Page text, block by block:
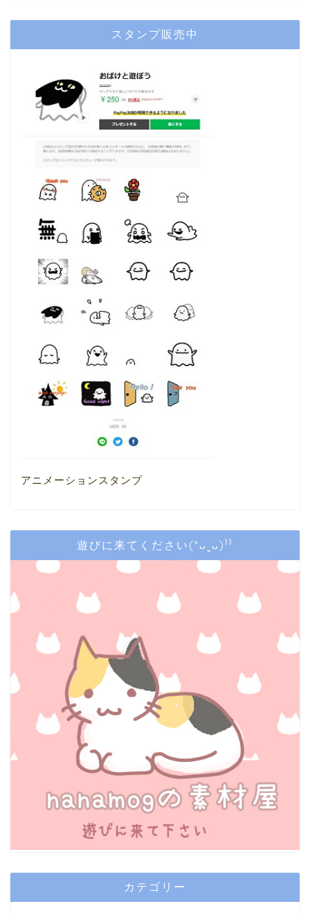
スタンプ販売中
アニメーションスタンプ
遊びに来てください(*ᴗˬᴗ)⁾⁾
カテゴリー